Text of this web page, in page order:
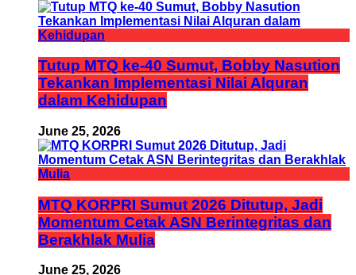
Tutup MTQ ke-40 Sumut, Bobby Nasution
Tekankan Implementasi Nilai Alquran
dalam Kehidupan
June 25, 2026
MTQ KORPRI Sumut 2026 Ditutup, Jadi
Momentum Cetak ASN Berintegritas dan
Berakhlak Mulia
June 25, 2026